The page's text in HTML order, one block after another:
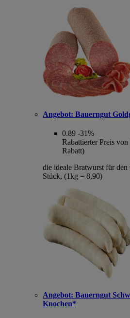
Angebot: Bauerngut
0.89 -31%
Rabattierter Preis
Rabatt)
die ideale Bratwurst für
Stück, (1kg = 8,90)
Angebot: Bauerngut
Knochen*